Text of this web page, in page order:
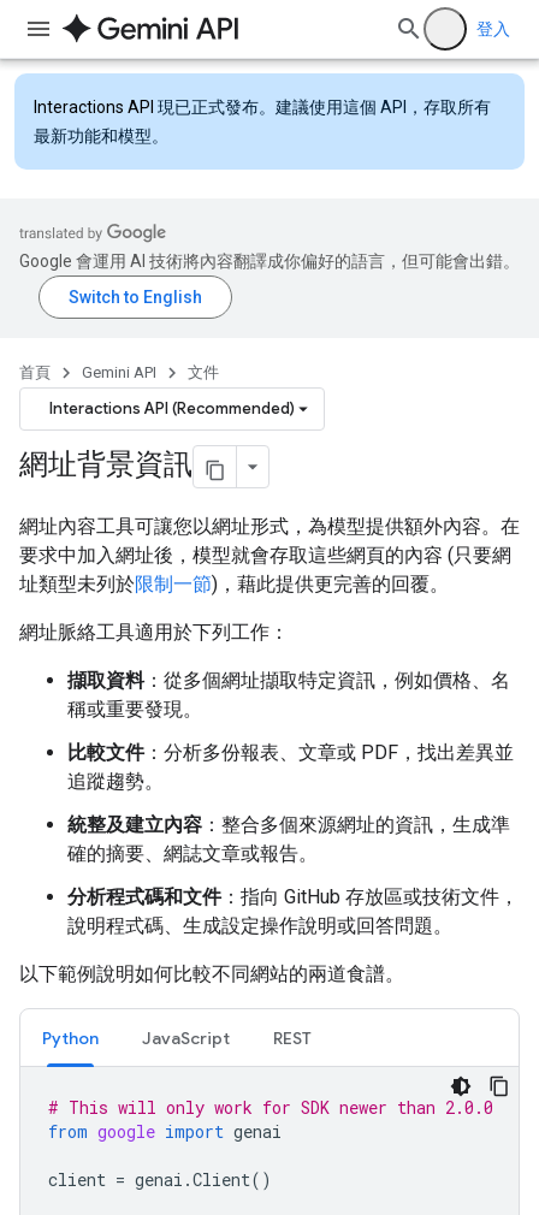
登入
Interactions API 現已正式發布。建議使用這個 API，存取所有
最新功能和模型。
Google 會運用 AI 技術將內容翻譯成你偏好的語言，但可能會出錯。
首頁 Gemini API 文件
Interactions API (Recommended)
網址背景資訊
網址內容工具可讓您以網址形式，為模型提供額外內容。在
要求中加入網址後，模型就會存取這些網頁的內容 (只要網
址類型未列於限制一節)，藉此提供更完善的回覆。
網址脈絡工具適用於下列工作：
擷取資料：從多個網址擷取特定資訊，例如價格、名
稱或重要發現。
比較文件：分析多份報表、文章或 PDF，找出差異並
追蹤趨勢。
統整及建立內容 ：整合多個來源網址的資訊，生成準
確的摘要、網誌文章或報告。
分析程式碼和文件：指向 GitHub 存放區或技術文件，
說明程式碼、生成設定操作說明或回答問題。
以下範例說明如何比較不同網站的兩道食譜。
Python JavaScript REST
# This will only work for SDK newer than 2.0.0
from google import genai
client = genai .Client()